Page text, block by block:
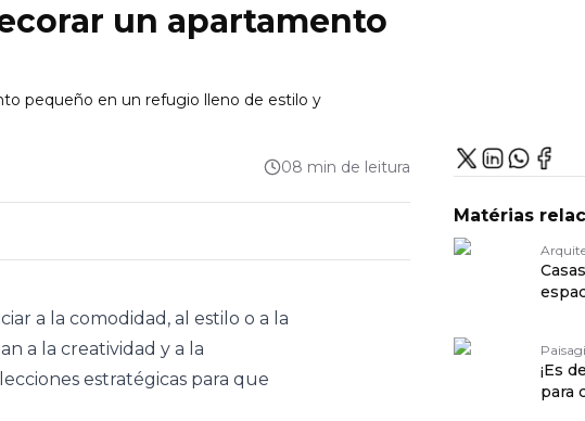
un apartamento
pequeño en un refugio lleno de estilo y
08 min de leitura
a la comodidad, al estilo o a la
a la creatividad y a la
estratégicas para que
Matérias
¡Es
para